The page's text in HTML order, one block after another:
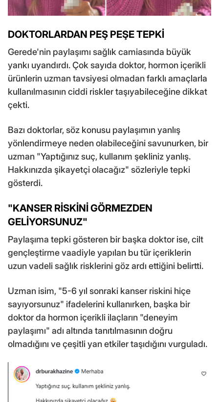
DOKTORLARDAN PEŞ PEŞE TEPKİ
Gerede'nin paylaşımı sağlık camiasında büyük
yankı uyandırdı. Çok sayıda doktor, hormon içerikli
ürünlerin uzman tavsiyesi olmadan farklı amaçlarla
kullanılmasının ciddi riskler taşıyabileceğine dikkat
çekti.
Bazı doktorlar, söz konusu paylaşımın yanlış
yönlendirmeye neden olabileceğini savunurken, bir
uzman "Yaptığınız suç, kullanım şekliniz yanlış.
Hakkınızda şikayetçi olacağız" sözleriyle tepki
gösterdi.
"KANSER RİSKİNİ GÖRMEZDEN
GELİYORSUNUZ"
Paylaşıma tepki gösteren bir başka doktor ise, cilt
gençleştirme vaadiyle yapılan bu tür içeriklerin
uzun vadeli sağlık risklerini göz ardı ettiğini belirtti.
Uzman isim, "5-6 yıl sonraki kanser riskini hiçe
sayıyorsunuz" ifadelerini kullanırken, başka bir
doktor da hormon içerikli ilaçların "deneyim
paylaşımı" adı altında tanıtılmasının doğru
olmadığını ve çeşitli yan etkiler taşıdığını vurguladı.